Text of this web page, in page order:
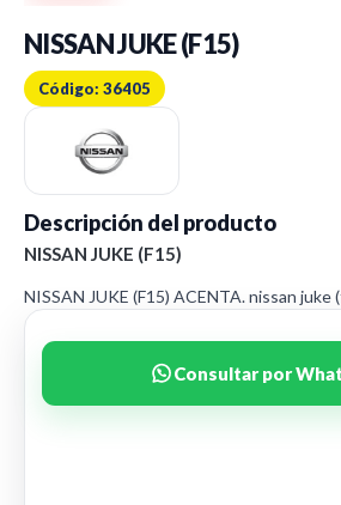
NISSAN JUKE (F15)
Código: 36405
Descripción del producto
NISSAN JUKE (F15)
NISSAN JUKE (F15) ACENTA. nissan juke
Consultar por